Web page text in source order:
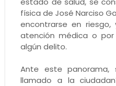
física de José Narciso
encontrarse en
atención médica o
algún delito.
Ante este
llamado a la